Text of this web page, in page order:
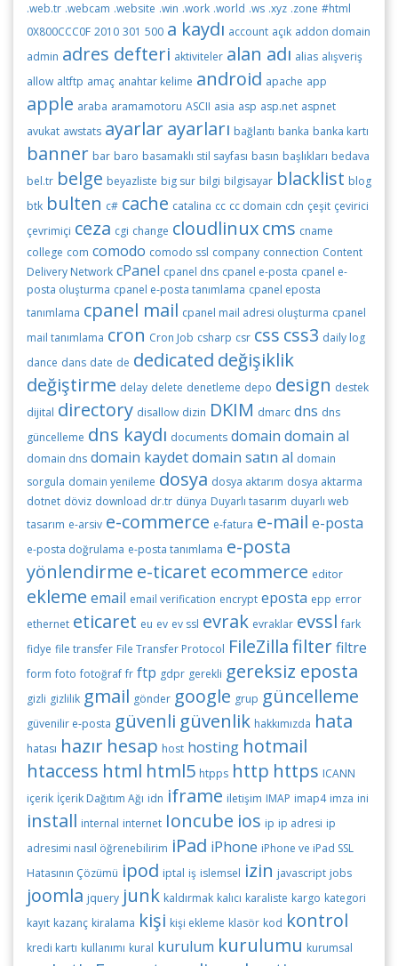
.web.tr .webcam .website .win .work .world .ws .xyz .zone #html
0X800CCC0F 2010 301 500 a kaydı account açık addon domain
admin adres defteri aktiviteler alan adı alias alışveriş
allow altftp amaç anahtar kelime android apache app
apple araba aramamotoru ASCII asia asp asp.net aspnet
avukat awstats ayarlarayarları bağlantı banka banka kartı
banner bar baro basamaklı stil sayfası basın başlıkları bedava
bel.tr belge beyazliste big sur bilgi bilgisayar blacklist blog
btk bulten c# cache catalina cc cc domain cdn çeşit çevirici
çevrimiçi ceza cgi change cloudlinuxcms cname
college com comodo comodo ssl company connection Content
Delivery Network cPanel cpanel dns cpanel e-posta cpanel e-
posta oluşturma cpanel e-posta tanımlama cpanel eposta
tanımlama cpanel mail cpanel mail adresi oluşturma cpanel
mail tanımlama cron Cron Job csharp csr css css3 daily log
dance dans date de dedicated değişiklik
değiştirme delay delete denetleme depo design destek
dijital directory disallow dizin DKIM dmarc dns dns
güncelleme dns kaydı documents domain domain al
domain dns domain kaydetdomain satın al domain
sorgula domain yenileme dosya dosya aktarım dosya aktarma
dotnet döviz download dr.tr dünya Duyarlı tasarım duyarlı web
tasarım e-arsiv e-commerce e-fatura e-mail e-posta
e-posta doğrulama e-posta tanımlama e-posta
yönlendirme e-ticaret ecommerce editor
ekleme email email verification encrypt eposta epp error
ethernet eticaret eu ev ev ssl evrak evraklar evssl fark
fidye file transfer File Transfer Protocol FileZillafilterfiltre
form foto fotoğraf fr ftp gdpr gerekli gereksiz eposta
gizli gizlilik gmail gönder google grup güncelleme
güvenilir e-posta güvenli güvenlik hakkımızda hata
hatası hazır hesap host hosting hotmail
htaccess html html5 htpps http https ICANN
içerik İçerik Dağıtım Ağı idn iframe iletişim IMAP imap4 imza ini
install internal internet Ioncube ios ip ip adresi ip
adresimi nasıl öğrenebilirim iPad iPhone iPhone ve iPad SSL
Hatasının Çözümü ipod iptal iş islemsel izin javascript jobs
joomla jquery junk kaldırmak kalıcı karaliste kargo kategori
kayıt kazanç kiralama kişi kişi ekleme klasör kod kontrol
kredi kartı kullanımı kural kurulum kurulumu kurumsal